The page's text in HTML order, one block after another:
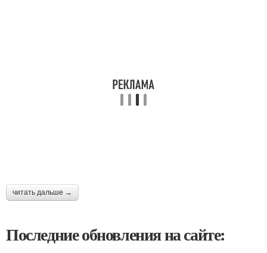
читать дальше →
Последние обновления на сайте: